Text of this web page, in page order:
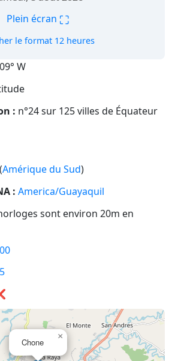
Plein écran ⛶
le format 12 heures
W
: n°24 sur 125 villes de Équateur
(Amérique du Sud)
: America/Guayaquil
sont environ 20m en
Chone
×